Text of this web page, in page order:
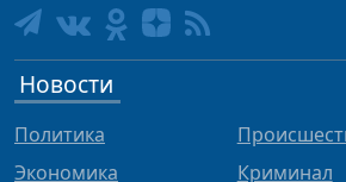
Новости
Политика
Экономика
Криминал